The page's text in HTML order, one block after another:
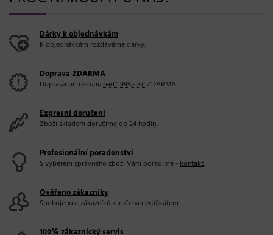
Dárky k objednávkám
K objednávkám rozdáváme dárky.
Doprava ZDARMA
Doprava při nákupunad 1.999,- KčZDARMA!
Expresní doručení
Zboží skladem doručíme do 24 hodin.
Profesionální poradenství
S výběrem správného zboží Vám poradíme -kontakt.
Ověřeno zákazníky
Spokojenost zákazníků zaručena certifikátem.